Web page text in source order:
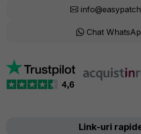
Chat
Link-uri